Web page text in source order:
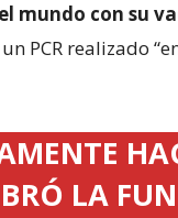
mundo con su
PCR realizado
LA